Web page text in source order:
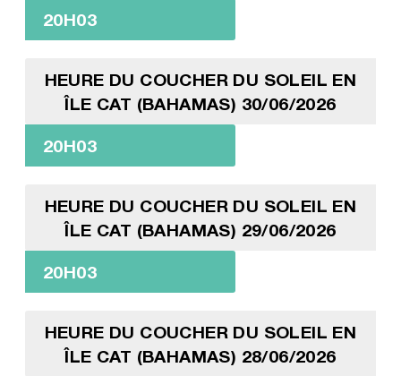
20H03
HEURE DU COUCHER DU SOLEIL EN
ÎLE CAT (BAHAMAS) 30/06/2026
20H03
HEURE DU COUCHER DU SOLEIL EN
ÎLE CAT (BAHAMAS) 29/06/2026
20H03
HEURE DU COUCHER DU SOLEIL EN
ÎLE CAT (BAHAMAS) 28/06/2026